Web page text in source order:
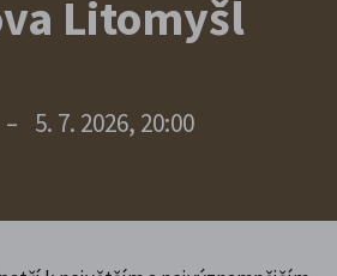
Litomyšl
– 5. 7. 2026, 20:00